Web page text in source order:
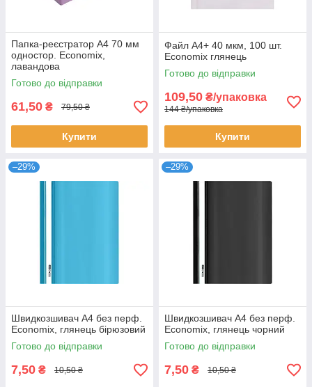
Папка-реєстратор А4 70 мм
одностор. Economix,
лавандова
Готово до відправки
61,50 ₴ 79,50 ₴
Купити
Файл А4+ 40 мкм, 100 шт.
Economix глянець
Готово до відправки
109,50 ₴/упаковка
144 ₴/упаковка
Купити
–29%
Швидкозшивач А4 без перф.
Economix, глянець бірюзовий
Готово до відправки
7,50 ₴ 10,50 ₴
–29%
Швидкозшивач А4 без перф.
Economix, глянець чорний
Готово до відправки
7,50 ₴ 10,50 ₴